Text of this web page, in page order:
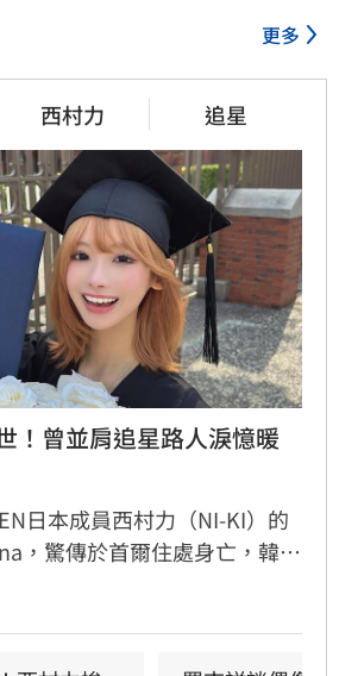
更多
西村力 追星
！曾並肩追星路人淚憶暖
日本成員西村力（NI-KI）的
，驚傳於首爾住處身亡，韓國
並介入調查。生前Mina因追星